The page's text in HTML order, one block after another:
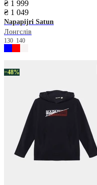
₴ 1 999
₴ 1 049
Napapijri Satun
Лонгслів
130 140
−48%